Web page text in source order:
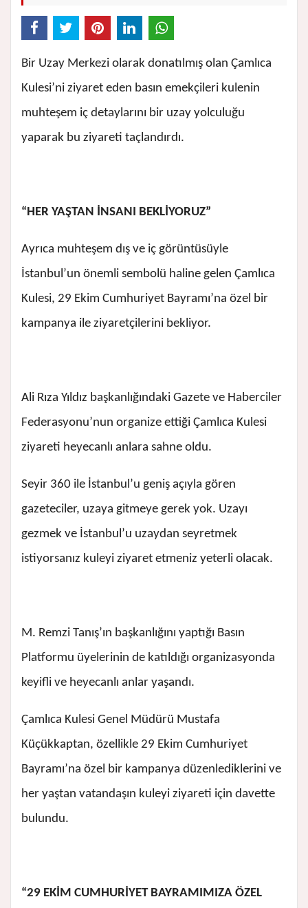
Bir Uzay Merkezi olarak donatılmış olan Çamlıca
Kulesi’ni ziyaret eden basın emekçileri kulenin
muhteşem iç detaylarını bir uzay yolculuğu
yaparak bu ziyareti taçlandırdı.
“HER YAŞTAN İNSANI BEKLİYORUZ”
Ayrıca muhteşem dış ve iç görüntüsüyle
İstanbul’un önemli sembolü haline gelen Çamlıca
Kulesi, 29 Ekim Cumhuriyet Bayramı’na özel bir
kampanya ile ziyaretçilerini bekliyor.
Ali Rıza Yıldız başkanlığındaki Gazete ve Haberciler
Federasyonu’nun organize ettiği Çamlıca Kulesi
ziyareti heyecanlı anlara sahne oldu.
Seyir 360 ile İstanbul’u geniş açıyla gören
gazeteciler, uzaya gitmeye gerek yok. Uzayı
gezmek ve İstanbul’u uzaydan seyretmek
istiyorsanız kuleyi ziyaret etmeniz yeterli olacak.
M. Remzi Tanış’ın başkanlığını yaptığı Basın
Platformu üyelerinin de katıldığı organizasyonda
keyifli ve heyecanlı anlar yaşandı.
Çamlıca Kulesi Genel Müdürü Mustafa
Küçükkaptan, özellikle 29 Ekim Cumhuriyet
Bayramı’na özel bir kampanya düzenlediklerini ve
her yaştan vatandaşın kuleyi ziyareti için davette
bulundu.
“29 EKİM CUMHURİYET BAYRAMIMIZA ÖZEL